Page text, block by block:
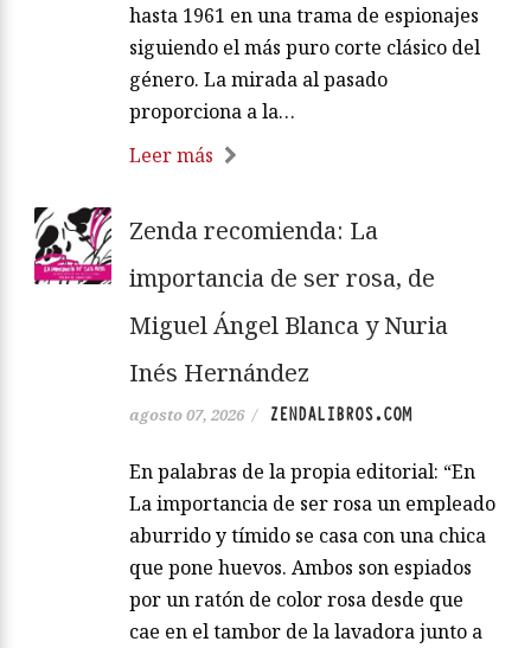
hasta 1961 en una trama de espionajes
siguiendo el más puro corte clásico del
género. La mirada al pasado
proporciona a la…
Leer más
Zenda recomienda: La
importancia de ser rosa, de
Miguel Ángel Blanca y Nuria
Inés Hernández
agosto 07, 2026 / ZENDALIBROS.COM
En palabras de la propia editorial: “En
La importancia de ser rosa un empleado
aburrido y tímido se casa con una chica
que pone huevos. Ambos son espiados
por un ratón de color rosa desde que
cae en el tambor de la lavadora junto a